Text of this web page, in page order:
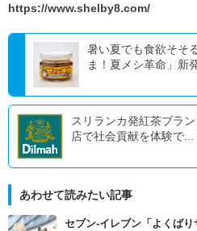
https://www.shelby8.com/
暑い夏でも食欲そそ
ま！夏メシ革命」新
スリランカ発紅茶ブラ
店で社会貢献を体験で...
あわせて読みたい記事
セブン‐イレブン「よくば